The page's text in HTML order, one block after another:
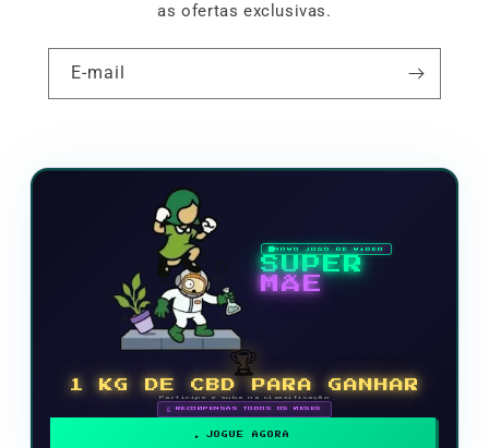
as ofertas exclusivas.
E-mail
NOVO JOGO DE VÍDEO
SUPER
MÃE
🏆
1 KG DE CBD PARA GANHAR
Participe e suba na classificação
🗓 RECOMPENSAS TODOS OS MESES
JOGUE AGORA